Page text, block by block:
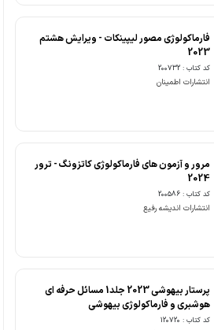
فارماکولوژی مصور لیپینکات - ویرایش هشتم
2023
کد کتاب : 200732
انتشارات اطمینان
مرور و آزمون های فارماکولوژی کاتزونگ - ترور
2024
کد کتاب : 200586
انتشارات اندیشه رفیع
پرستار بیهوشی 2023 جلد1 مسائل حرفه ای
هوشبری و فارماکولوژی بیهوشی
کد کتاب : 120720